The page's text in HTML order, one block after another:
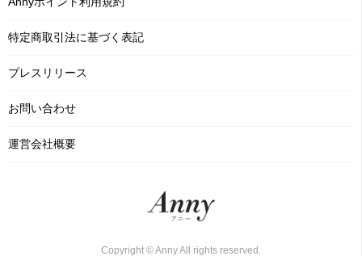
特定商取引法に基づく表記
プレスリリース
お問い合わせ
運営会社概要
Copyright © Anny All rights reserved.